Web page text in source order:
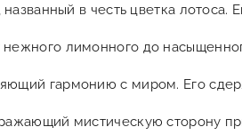
в честь цветка лотоса.
лимонного до
гармонию с миром. Его
мистическую сторону